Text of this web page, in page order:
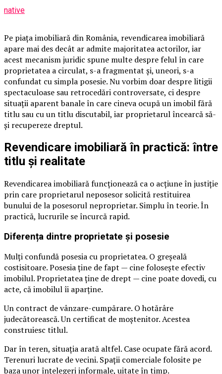
native
Pe piața imobiliară din România, revendicarea imobiliară
apare mai des decât ar admite majoritatea actorilor, iar
acest mecanism juridic spune multe despre felul în care
proprietatea a circulat, s-a fragmentat și, uneori, s-a
confundat cu simpla posesie. Nu vorbim doar despre litigii
spectaculoase sau retrocedări controversate, ci despre
situații aparent banale în care cineva ocupă un imobil fără
titlu sau cu un titlu discutabil, iar proprietarul încearcă să-
și recupereze dreptul.
Revendicare imobiliară în practică: între
titlu și realitate
Revendicarea imobiliară funcționează ca o acțiune în justiție
prin care proprietarul neposesor solicită restituirea
bunului de la posesorul neproprietar. Simplu în teorie. În
practică, lucrurile se încurcă rapid.
Diferența dintre proprietate și posesie
Mulți confundă posesia cu proprietatea. O greșeală
costisitoare. Posesia ține de fapt — cine folosește efectiv
imobilul. Proprietatea ține de drept — cine poate dovedi, cu
acte, că imobilul îi aparține.
Un contract de vânzare-cumpărare. O hotărâre
judecătorească. Un certificat de moștenitor. Acestea
construiesc titlul.
Dar în teren, situația arată altfel. Case ocupate fără acord.
Terenuri lucrate de vecini. Spații comerciale folosite pe
baza unor înțelegeri informale, uitate în timp.